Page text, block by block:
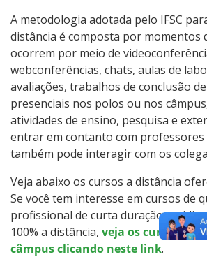
Como posso estudar no IFSC?
Calendário de inscrições
Processos Seletivos
Cotas
Inscrições e acompanhamento
Orientações para Matrícula
A metodologia adotada pelo IFSC
distância é composta por momentos
ocorrem por meio de
webconferências, chats, aulas de
avaliações, trabalhos de conclusão
presenciais nos polos ou nos
atividades de ensino, pesquisa e
entrar em contanto com
também pode interagir com os
Veja abaixo os cursos a distância
Se você tem interesse em cursos de
profissional de curta duração ou
100% a distância, veja os cursos
câmpus clicando neste link.